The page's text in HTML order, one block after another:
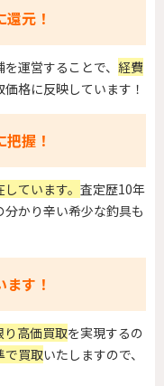
元！
運営することで、 経費
格に反映しています！
握！
ています。 査定歴10年
かり辛い希少な釣具も
す！
り高価買取を実現するの
で買取いたしますので、